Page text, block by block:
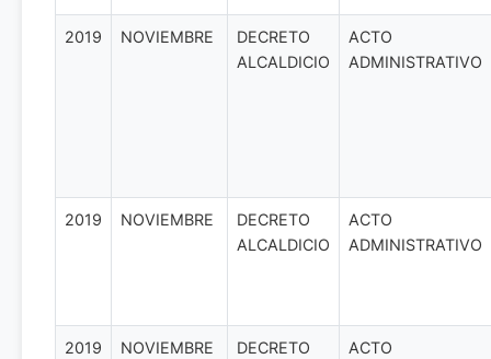
2019 NOVIEMBRE
DECRETO
ALCALDICIO
ACTO
ADMINISTRATIVO
2019 NOVIEMBRE
DECRETO
ALCALDICIO
ACTO
ADMINISTRATIVO
2019 NOVIEMBRE
DECRETO
ACTO